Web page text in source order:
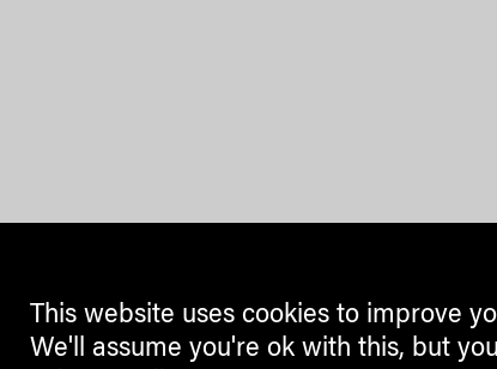
This website uses cookies to improve
We'll assume you're ok with this, but